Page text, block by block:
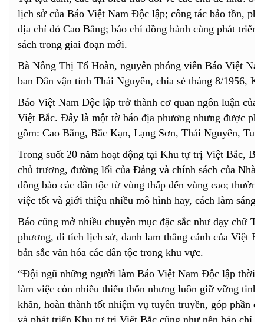
lịch sử của Báo Việt Nam Độc lập; công tác bảo tồn,
địa chỉ đỏ Cao Bằng; báo chí đồng hành cùng phát
sách trong giai đoạn mới.
Bà Nông Thị Tố Hoàn, nguyên phóng viên Báo Việt
ban Dân vận tỉnh Thái Nguyên, chia sẻ tháng 8/1956,
Báo Việt Nam Độc lập trở thành cơ quan ngôn luận của
Việt Bắc. Đây là một tờ báo địa phương nhưng được
gồm: Cao Bằng, Bắc Kạn, Lạng Sơn, Thái Nguyên,
Trong suốt 20 năm hoạt động tại Khu tự trị Việt Bắc,
chủ trương, đường lối của Đảng và chính sách của Nhà
đồng bào các dân tộc từ vùng thấp đến vùng cao;
việc tốt và giới thiệu nhiều mô hình hay, cách làm sáng
Báo cũng mở nhiều chuyên mục đặc sắc như dạy chữ
phương, di tích lịch sử, danh lam thắng cảnh của Việt
bản sắc văn hóa các dân tộc trong khu vực.
“Đội ngũ những người làm Báo Việt Nam Độc lập thời
làm việc còn nhiều thiếu thốn nhưng luôn giữ vững tinh
khăn, hoàn thành tốt nhiệm vụ tuyên truyền, góp phần
và phát triển Khu tự trị Việt Bắc cũng như nền báo chí